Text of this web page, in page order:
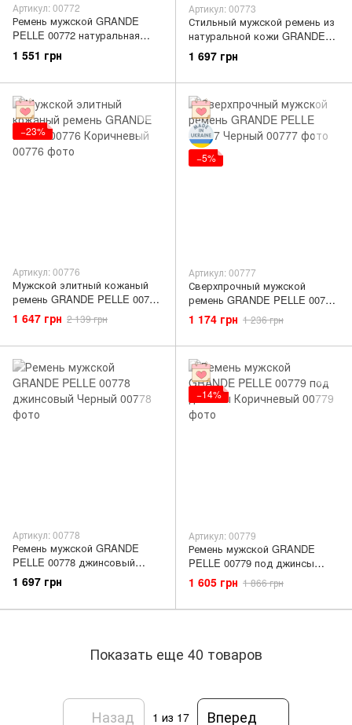
Артикул: 00772
Ремень мужской GRANDE
PELLE 00772 натуральная
кожа Черный
1 551 грн
Артикул: 00773
Стильный мужской ремень из
натуральной кожи GRANDE
PELLE 00773 Черный
1 697 грн
−23%
Артикул: 00776
Мужской элитный кожаный
ремень GRANDE PELLE 00776
Коричневый
1 647 грн 2 139 грн
−5%
Артикул: 00777
Сверхпрочный мужской
ремень GRANDE PELLE 00777
Черный
1 174 грн 1 236 грн
Артикул: 00778
Ремень мужской GRANDE
PELLE 00778 джинсовый
Черный
1 697 грн
−14%
Артикул: 00779
Ремень мужской GRANDE
PELLE 00779 под джинсы
Коричневый
1 605 грн 1 866 грн
Показать еще 40 товаров
Назад 1 из 17 Вперед